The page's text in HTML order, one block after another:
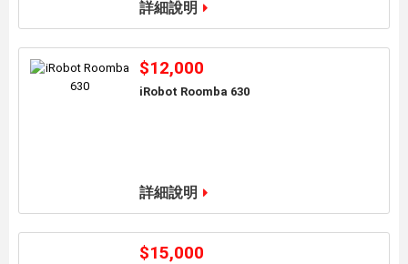
詳細說明
$12,000
iRobot Roomba 630
詳細說明
$15,000